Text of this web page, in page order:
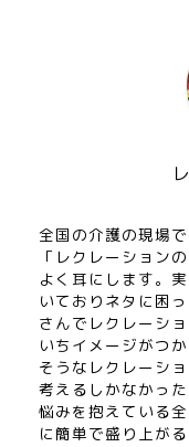
全国の介護の現場
「レクレーション
よく耳にします。
いておりネタに困
さんでレクレーシ
いちイメージがつ
そうなレクレーシ
考えるしかなかっ
悩みを抱えている
に簡単で盛り上が